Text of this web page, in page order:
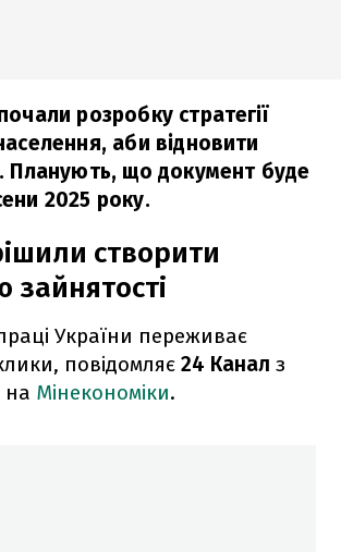
розробку стратегії
аби відновити
Планують, що документ буде
2025 року.
створити
зайнятості
України переживає
повідомляє 24 Канал з
на Мінекономіки.